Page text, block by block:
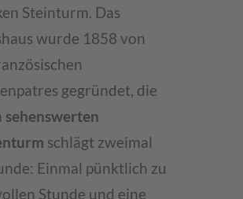
Steinturm. Das
wurde 1858 von
gegründet, die
sehenswerten
schlägt zweimal
Einmal pünktlich zu
Stunde und eine